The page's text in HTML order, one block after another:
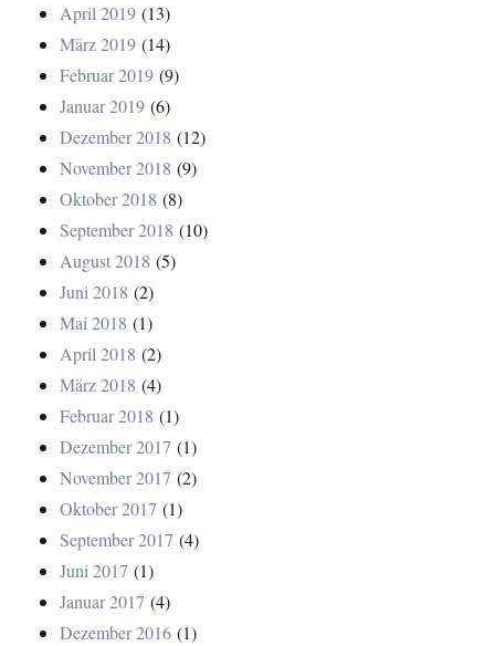
April 2019 (13)
März 2019 (14)
Februar 2019 (9)
Januar 2019 (6)
Dezember 2018 (12)
November 2018 (9)
Oktober 2018 (8)
September 2018 (10)
August 2018 (5)
Juni 2018 (2)
Mai 2018 (1)
April 2018 (2)
März 2018 (4)
Februar 2018 (1)
Dezember 2017 (1)
November 2017 (2)
Oktober 2017 (1)
September 2017 (4)
Juni 2017 (1)
Januar 2017 (4)
Dezember 2016 (1)